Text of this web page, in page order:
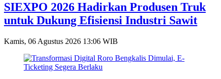
SIEXPO 2026 Hadirkan Produsen Truk
untuk Dukung Efisiensi Industri Sawit
Kamis, 06 Agustus 2026 13:06 WIB